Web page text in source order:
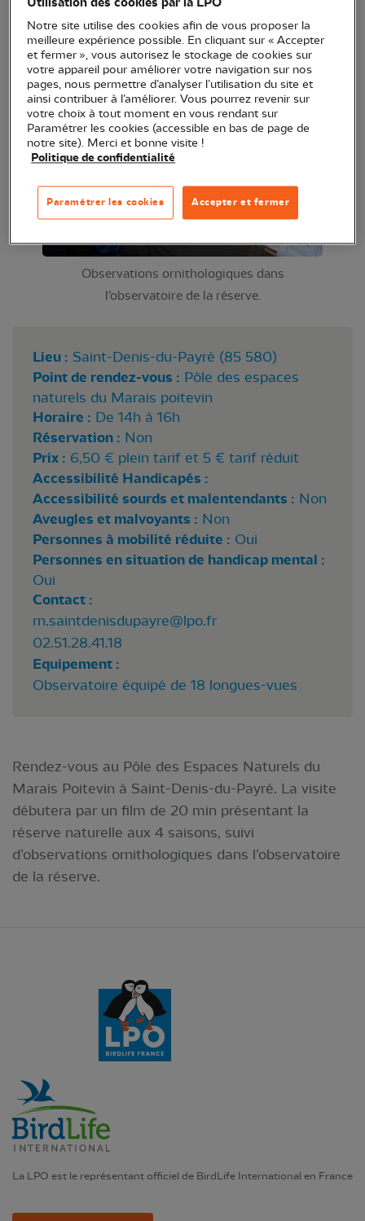
Observations ornithologiques dans
l’observatoire de la réserve.
Lieu : Saint-Denis-du-Payré (85 580)
Point de rendez-vous : Pôle des espaces
naturels du Marais poitevin
Horaire : De 14h à 16h
Réservation : Non
Prix : 6,50 € plein tarif et 5 € tarif réduit
Accessibilité Handicapés :
Accessibilité sourds et malentendants : Non
Aveugles et malvoyants : Non
Personnes à mobilité réduite : Oui
Personnes en situation de handicap mental :
Oui
Contact :
rn.saintdenisdupayre@lpo.fr
02.51.28.41.18
Equipement :
Observatoire équipé de 18 longues-vues
Rendez-vous au Pôle des Espaces Naturels du
Marais Poitevin à Saint-Denis-du-Payré. La visite
débutera par un film de 20 min présentant la
réserve naturelle aux 4 saisons, suivi
d’observations ornithologiques dans l’observatoire
de la réserve.
La LPO est le représentant officiel de BirdLife International en France
Notre site utilise des cookies afin de vous proposer la
meilleure expérience possible. En cliquant sur « Accepter
et fermer », vous autorisez le stockage de cookies sur
votre appareil pour améliorer votre navigation sur nos
pages, nous permettre d’analyser l’utilisation du site et
ainsi contribuer à l’améliorer. Vous pourrez revenir sur
votre choix à tout moment en vous rendant sur
Paramétrer les cookies (accessible en bas de page de
notre site). Merci et bonne visite !
Politique de confidentialité
Accepter et fermer
Paramétrer les cookies